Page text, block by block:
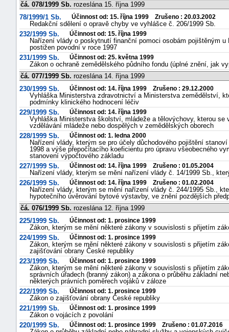
čá. 078/1999 Sb. rozeslána 15. října 1999
78/1999/1 Sb.
Účinnost od: 15. října 1999 Zrušeno : 20.03.2002
Redakční sdělení o opravě chyby ve vyhlášce č. 206/1999 Sb.
232/1999 Sb.
Účinnost od: 15. října 1999
Nařízení vlády o poskytnutí finanční pomoci osobám pojištěným
postižen povodní v roce 1997
231/1999 Sb.
Účinnost od: 25. května 1999
Zákon o ochraně zemědělského půdního fondu (úplné znění, jak
čá. 077/1999 Sb. rozeslána 14. října 1999
230/1999 Sb.
Účinnost od: 14. října 1999 Zrušeno : 29.12.2000
Vyhláška Ministerstva zdravotnictví a Ministerstva zemědělství,
podmínky klinického hodnocení léčiv
229/1999 Sb.
Účinnost od: 14. října 1999
Vyhláška Ministerstva školství, mládeže a tělovýchovy, kterou
vzdělávání mládeže nebo dospělých v zemědělských oborech
228/1999 Sb.
Účinnost od: 1. ledna 2000
Nařízení vlády, kterým se pro účely důchodového pojištění
1998 a výše přepočítacího koeficientu pro úpravu všeobecného
stanovení výpočtového základu
227/1999 Sb.
Účinnost od: 14. října 1999 Zrušeno : 01.05.2004
Nařízení vlády, kterým se mění nařízení vlády č. 14/1999 Sb.,
226/1999 Sb.
Účinnost od: 14. října 1999 Zrušeno : 01.02.2004
Nařízení vlády, kterým se mění nařízení vlády č. 244/1995 Sb.,
hypotečního úvěrování bytové výstavby, ve znění pozdějších
čá. 076/1999 Sb. rozeslána 12. října 1999
225/1999 Sb.
Účinnost od: 1. prosince 1999
Zákon, kterým se mění některé zákony v souvislosti s přijetím
224/1999 Sb.
Účinnost od: 1. prosince 1999
Zákon, kterým se mění některé zákony v souvislosti s přijetím
zajišťování obrany České republiky
223/1999 Sb.
Účinnost od: 1. prosince 1999
Zákon, kterým se mění některé zákony v souvislosti s přijetím
správních úřadech (branný zákon) a zákona o průběhu základní
některých právních poměrech vojáků v záloze
222/1999 Sb.
Účinnost od: 1. prosince 1999
Zákon o zajišťování obrany České republiky
221/1999 Sb.
Účinnost od: 1. prosince 1999
Zákon o vojácích z povolání
220/1999 Sb.
Účinnost od: 1. prosince 1999 Zrušeno : 01.07.2016